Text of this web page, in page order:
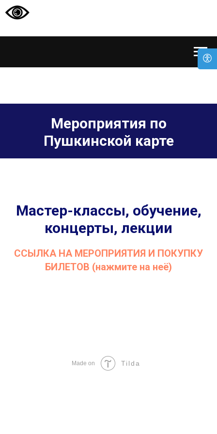
Мероприятия по
Пушкинской карте
Мастер-классы, обучение,
концерты, лекции
ССЫЛКА НА МЕРОПРИЯТИЯ И ПОКУПКУ
БИЛЕТОВ (нажмите на неё)
Made on Tilda